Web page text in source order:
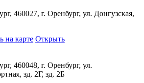
460027, г. Оренбург, ул. Донгузская,
на карте Открыть
460048, г. Оренбург, ул.
зд. 2Г, зд. 2Б